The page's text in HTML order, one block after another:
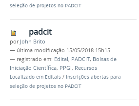
seleção de projetos no PADCIT
padcit
por John Brito
— última modificação 15/05/2018 15h15
— registrado em: Edital, PADCIT, Bolsas de
Iniciação Científica, PPGI, Recursos
Localizado em Editais / Inscrições abertas para
seleção de projetos no PADCIT